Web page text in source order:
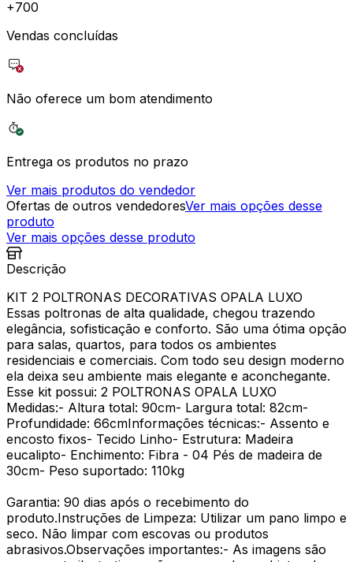
+700
Vendas concluídas
Não oferece um bom atendimento
Entrega os produtos no prazo
Ver mais produtos do vendedor
Ofertas de outros vendedoresVer mais opções desse
produto
Ver mais opções desse produto
Descrição
KIT 2 POLTRONAS DECORATIVAS OPALA LUXO
Essas poltronas de alta qualidade, chegou trazendo
elegância, sofisticação e conforto. São uma ótima opção
para salas, quartos, para todos os ambientes
residenciais e comerciais. Com todo seu design moderno
ela deixa seu ambiente mais elegante e aconchegante.
Esse kit possui: 2 POLTRONAS OPALA LUXO
Medidas:- Altura total: 90cm- Largura total: 82cm-
Profundidade: 66cmInformações técnicas:- Assento e
encosto fixos- Tecido Linho- Estrutura: Madeira
eucalipto- Enchimento: Fibra - 04 Pés de madeira de
30cm- Peso suportado: 110kg
Garantia: 90 dias após o recebimento do
produto.Instruções de Limpeza: Utilizar um pano limpo e
seco. Não limpar com escovas ou produtos
abrasivos.Observações importantes:- As imagens são